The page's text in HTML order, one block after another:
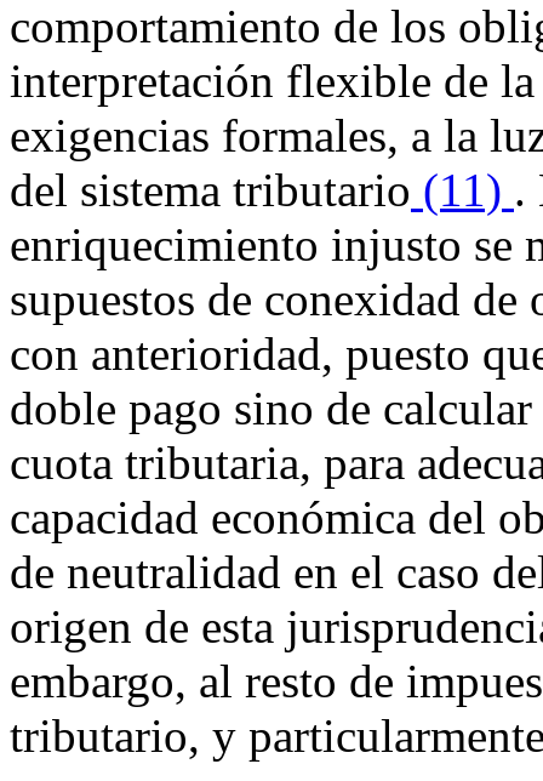
comportamiento de los
interpretación flexible de
exigencias formales, a la
del sistema tributario (11) .
enriquecimiento injusto se
supuestos de conexidad
con anterioridad, puesto
doble pago sino de
cuota tributaria, para
capacidad económica del
de neutralidad en el caso
origen de esta
embargo, al resto de
tributario, y